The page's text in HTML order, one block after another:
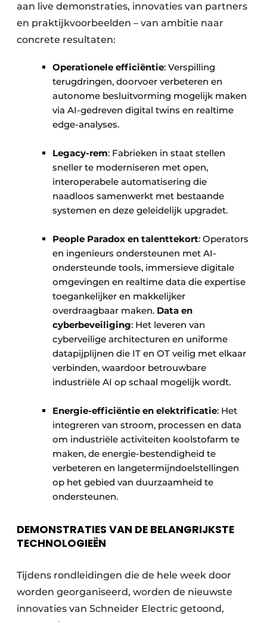
aan live demonstraties, innovaties van partners
en praktijkvoorbeelden – van ambitie naar
concrete resultaten:
Operationele efficiëntie: Verspilling
terugdringen, doorvoer verbeteren en
autonome besluitvorming mogelijk maken
via AI-gedreven digital twins en realtime
edge-analyses. ​
Legacy-rem: Fabrieken in staat stellen
sneller te moderniseren met open,
interoperabele automatisering die
naadloos samenwerkt met bestaande
systemen en deze geleidelijk upgradet. ​
People Paradox en talenttekort: Operators
en ingenieurs ondersteunen met AI-
ondersteunde tools, immersieve digitale
omgevingen en realtime data die expertise
toegankelijker en makkelijker
overdraagbaar maken. Data en
cyberbeveiliging: Het leveren van
cyberveilige architecturen en uniforme
datapijplijnen die IT en OT veilig met elkaar
verbinden, waardoor betrouwbare
industriële AI op schaal mogelijk wordt. ​
Energie-efficiëntie en elektrificatie: Het
integreren van stroom, processen en data
om industriële activiteiten koolstofarm te
maken, de energie-bestendigheid te
verbeteren en langetermijndoelstellingen
op het gebied van duurzaamheid te
ondersteunen.
DEMONSTRATIES VAN DE BELANGRIJKSTE
TECHNOLOGIEËN
Tijdens rondleidingen die de hele week door
worden georganiseerd, worden de nieuwste
innovaties van Schneider Electric getoond,